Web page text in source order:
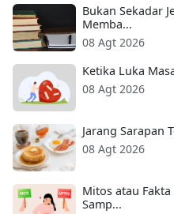
Bukan Sekadar
Memba...
08 Agt 2026
Ketika Luka
08 Agt 2026
Jarang Sarapan
08 Agt 2026
Mitos atau Fakta
Samp...